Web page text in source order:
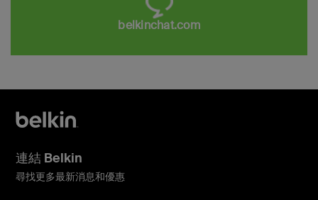
belkinchat.com
連結 Belkin
尋找更多最新消息和優惠